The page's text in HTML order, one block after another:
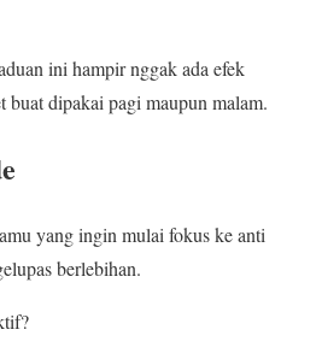
ini hampir nggak ada efek
buat dipakai pagi maupun malam.
yang ingin mulai fokus ke anti
berlebihan.